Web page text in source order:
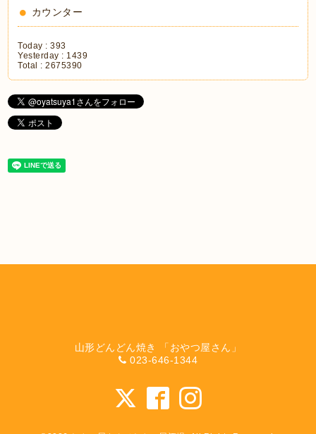
カウンター
Today :393
Yesterday : 1439
Total :2675390
山形どんどん焼き 「おやつ屋さん」
023-646-1344